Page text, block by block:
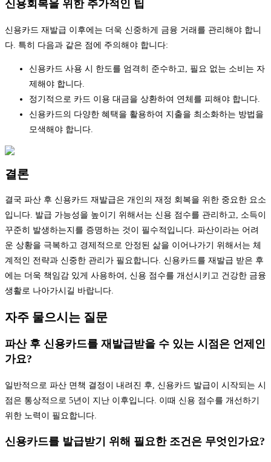
신용회복을 위한 추가적인 팁
신용카드 재발급 이후에는 더욱 신중하게 금융 거래를 관리해야 합니
다. 특히 다음과 같은 점에 주의해야 합니다:
신용카드 사용 시 한도를 엄격히 준수하고, 필요 없는 소비는 자
제해야 합니다.
정기적으로 카드 이용 대금을 상환하여 연체를 피해야 합니다.
신용카드의 다양한 혜택을 활용하여 지출을 최소화하는 방법을
모색해야 합니다.
결론
결국 파산 후 신용카드 재발급은 개인의 재정 회복을 위한 중요한 요소
입니다. 발급 가능성을 높이기 위해서는 신용 점수를 관리하고, 소득이
꾸준히 발생하는지를 증명하는 것이 필수적입니다. 파산이라는 어려
운 상황을 극복하고 경제적으로 안정된 삶을 이어나가기 위해서는 체
계적인 전략과 신중한 관리가 필요합니다. 신용카드를 재발급 받은 후
에는 더욱 책임감 있게 사용하여, 신용 점수를 개선시키고 건강한 금융
생활로 나아가시길 바랍니다.
자주 물으시는 질문
파산 후 신용카드를 재발급받을 수 있는 시점은 언제인
가요?
일반적으로 파산 면책 결정이 내려진 후, 신용카드 발급이 시작되는 시
점은 통상적으로 5년이 지난 이후입니다. 이때 신용 점수를 개선하기
위한 노력이 필요합니다.
신용카드를 발급받기 위해 필요한 조건은 무엇인가요?